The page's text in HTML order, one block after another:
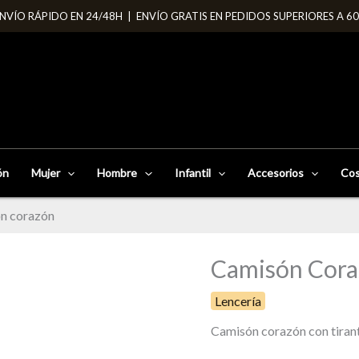
RÁPIDO EN 24/48H | ENVÍO GRATIS EN PEDIDOS SUPERIORES A
Mujer Hombre Infantil Accesorios
corazón
Camisón
Lencería
Camisón corazón con
Camisón
cantidad